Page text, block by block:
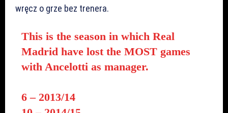
wręcz o grze bez trenera.
This is the season in which Real
Madrid have lost the MOST games
with Ancelotti as manager.
6 – 2013/14